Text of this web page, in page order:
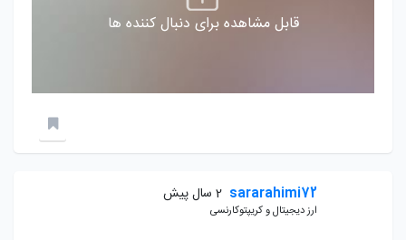
قابل مشاهده برای دنبال کننده ها
sararahimi72 2 سال پیش
ارز دیجیتال و کریپتوکارنسی